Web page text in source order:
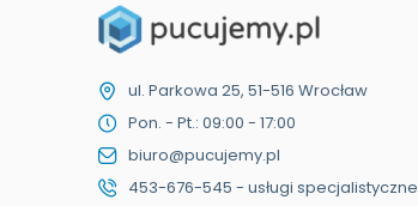
ul. Parkowa 25, 51-516 Wrocław
Pon. - Pt.: 09:00 - 17:00
biuro@pucujemy.pl
453-676-545 - usługi specjalistyczne